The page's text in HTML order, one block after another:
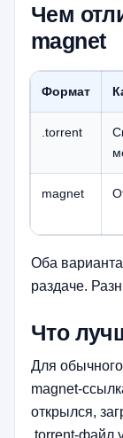
Чем
magnet
Формат
.torrent
magnet
Оба
раздаче.
Что
Для
magnet-
открылся,
.torrent-файл